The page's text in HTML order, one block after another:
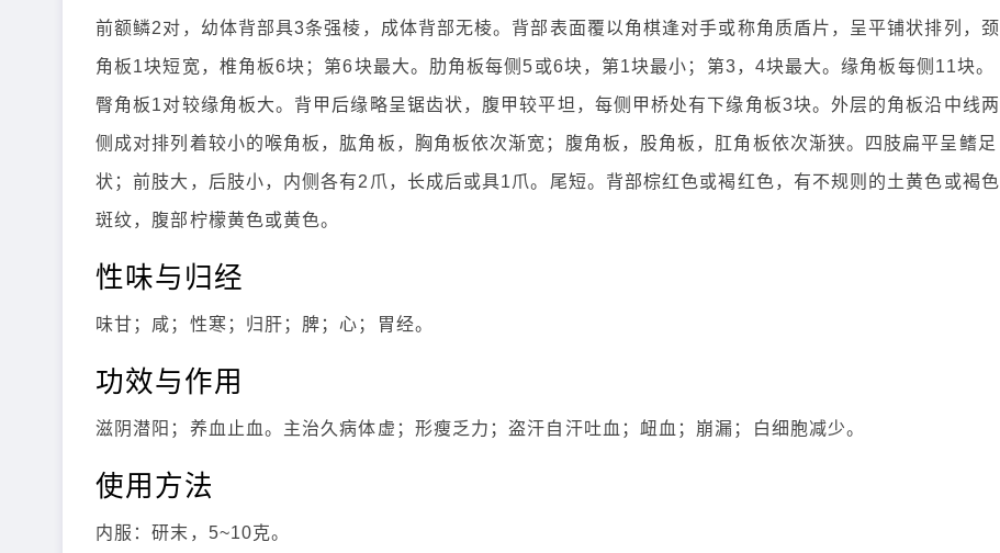
前额鳞2对，幼体背部具3条强棱，成体背部无棱。背部表面覆以角棋逢对手或称角质盾片，呈平铺状排列，颈
角板1块短宽，椎角板6块；第6块最大。肋角板每侧5或6块，第1块最小；第3，4块最大。缘角板每侧11块。
臀角板1对较缘角板大。背甲后缘略呈锯齿状，腹甲较平坦，每侧甲桥处有下缘角板3块。外层的角板沿中线两
侧成对排列着较小的喉角板，肱角板，胸角板依次渐宽；腹角板，股角板，肛角板依次渐狭。四肢扁平呈鳍足
状；前肢大，后肢小，内侧各有2爪，长成后或具1爪。尾短。背部棕红色或褐红色，有不规则的土黄色或褐色
斑纹，腹部柠檬黄色或黄色。
性味与归经
味甘；咸；性寒；归肝；脾；心；胃经。
功效与作用
滋阴潜阳；养血止血。主治久病体虚；形瘦乏力；盗汗自汗吐血；衄血；崩漏；白细胞减少。
使用方法
内服：研末，5~10克。